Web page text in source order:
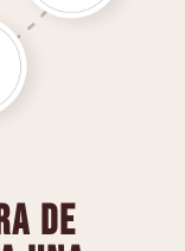
de